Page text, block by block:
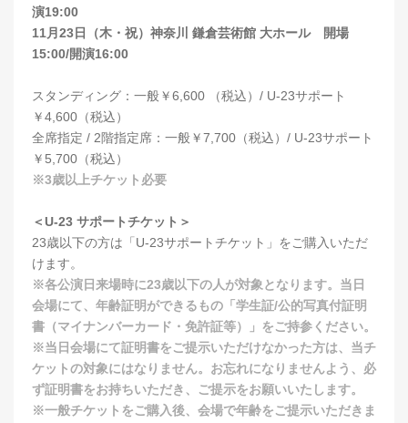
演19:00
11月23日（木・祝）神奈川 鎌倉芸術館 大ホール 開場
15:00/開演16:00
スタンディング：一般￥6,600 （税込）/ U-23サポート
￥4,600（税込）
全席指定 / 2階指定席：一般￥7,700（税込）/ U-23サポート
￥5,700（税込）
※3歳以上チケット必要
＜U-23 サポートチケット＞
23歳以下の方は「U-23サポートチケット」をご購入いただ
けます。
※各公演日来場時に23歳以下の人が対象となります。当日
会場にて、年齢証明ができるもの「学生証/公的写真付証明
書（マイナンバーカード・免許証等）」をご持参ください。
※当日会場にて証明書をご提示いただけなかった方は、当チ
ケットの対象にはなりません。お忘れになりませんよう、必
ず証明書をお持ちいただき、ご提示をお願いいたします。
※一般チケットをご購入後、会場で年齢をご提示いただきま